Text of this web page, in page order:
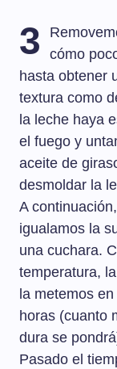
3
cómo
hasta obtener
textura como
la leche haya
el fuego y
aceite de
desmoldar la
A
igualamos la
una cuchara.
temperatura,
la metemos
horas (cuanto
dura se
Pasado el